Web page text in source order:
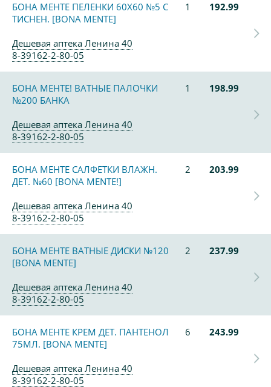
БОНА МЕНТЕ ПЕЛЕНКИ 60Х60 №5 С
ТИСНЕН. [BONA MENTE]
1 192.99
Дешевая аптека Ленина 40
8-39162-2-80-05
БОНА МЕНТЕ! ВАТНЫЕ ПАЛОЧКИ
№200 БАНКА
1 198.99
Дешевая аптека Ленина 40
8-39162-2-80-05
БОНА МЕНТЕ САЛФЕТКИ ВЛАЖН.
ДЕТ. №60 [BONA MENTE!]
2 203.99
Дешевая аптека Ленина 40
8-39162-2-80-05
БОНА МЕНТЕ ВАТНЫЕ ДИСКИ №120
[BONA MENTE]
2 237.99
Дешевая аптека Ленина 40
8-39162-2-80-05
БОНА МЕНТЕ КРЕМ ДЕТ. ПАНТЕНОЛ
75МЛ. [BONA MENTE]
6 243.99
Дешевая аптека Ленина 40
8-39162-2-80-05